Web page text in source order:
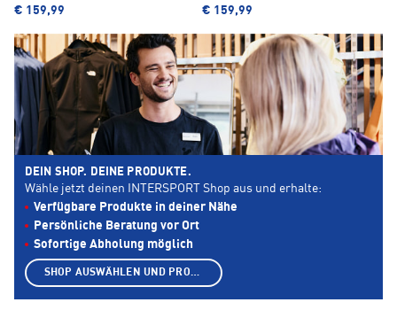
€ 159,99 € 159,99
DEIN SHOP. DEINE PRODUKTE.
Wähle jetzt deinen INTERSPORT Shop aus und erhalte:
Verfügbare Produkte in deiner Nähe
Persönliche Beratung vor Ort
Sofortige Abholung möglich
SHOP AUSWÄHLEN UND PRODUKTE ANZEIGEN